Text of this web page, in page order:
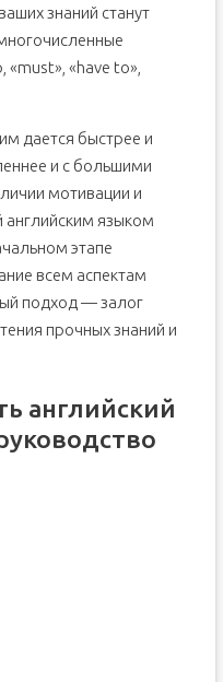
знаний станут
«have to»,
дается быстрее и
и с большими
мотивации и
английским языком
этапе
всем аспектам
подход — залог
прочных знаний и
английский